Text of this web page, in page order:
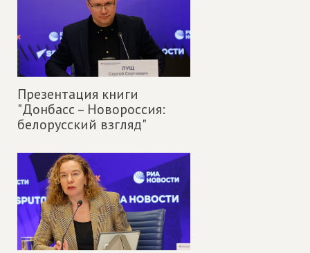
Презентация книги
"Донбасс – Новороссия:
белорусский взгляд"